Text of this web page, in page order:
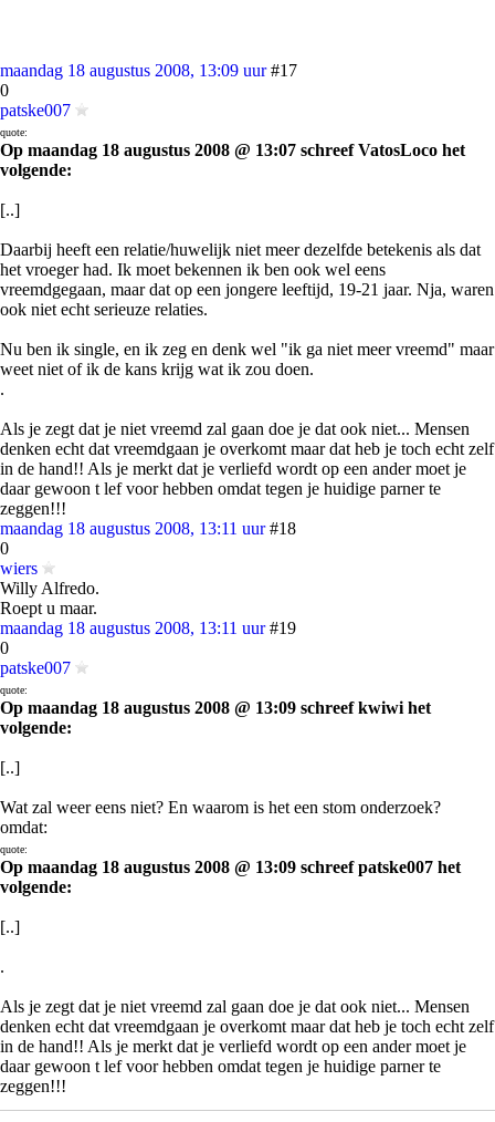
maandag 18 augustus 2008, 13:09 uur #17
0
patske007
quote:
Op maandag 18 augustus 2008 @ 13:07 schreef VatosLoco het
volgende:
[..]
Daarbij heeft een relatie/huwelijk niet meer dezelfde betekenis als dat
het vroeger had. Ik moet bekennen ik ben ook wel eens
vreemdgegaan, maar dat op een jongere leeftijd, 19-21 jaar. Nja, waren
ook niet echt serieuze relaties.
Nu ben ik single, en ik zeg en denk wel "ik ga niet meer vreemd" maar
weet niet of ik de kans krijg wat ik zou doen.
.
Als je zegt dat je niet vreemd zal gaan doe je dat ook niet... Mensen
denken echt dat vreemdgaan je overkomt maar dat heb je toch echt zelf
in de hand!! Als je merkt dat je verliefd wordt op een ander moet je
daar gewoon t lef voor hebben omdat tegen je huidige parner te
zeggen!!!
maandag 18 augustus 2008, 13:11 uur #18
0
wiers
Willy Alfredo.
Roept u maar.
maandag 18 augustus 2008, 13:11 uur #19
0
patske007
quote:
Op maandag 18 augustus 2008 @ 13:09 schreef kwiwi het
volgende:
[..]
Wat zal weer eens niet? En waarom is het een stom onderzoek?
omdat:
quote:
Op maandag 18 augustus 2008 @ 13:09 schreef patske007 het
volgende:
[..]
.
Als je zegt dat je niet vreemd zal gaan doe je dat ook niet... Mensen
denken echt dat vreemdgaan je overkomt maar dat heb je toch echt zelf
in de hand!! Als je merkt dat je verliefd wordt op een ander moet je
daar gewoon t lef voor hebben omdat tegen je huidige parner te
zeggen!!!